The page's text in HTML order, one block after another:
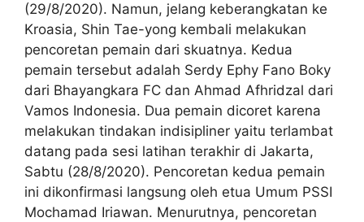
(29/8/2020). Namun, jelang keberangkatan ke
Kroasia, Shin Tae-yong kembali melakukan
pencoretan pemain dari skuatnya. Kedua
pemain tersebut adalah Serdy Ephy Fano Boky
dari Bhayangkara FC dan Ahmad Afhridzal dari
Vamos Indonesia. Dua pemain dicoret karena
melakukan tindakan indisipliner yaitu terlambat
datang pada sesi latihan terakhir di Jakarta,
Sabtu (28/8/2020). Pencoretan kedua pemain
ini dikonfirmasi langsung oleh etua Umum PSSI
Mochamad Iriawan. Menurutnya, pencoretan